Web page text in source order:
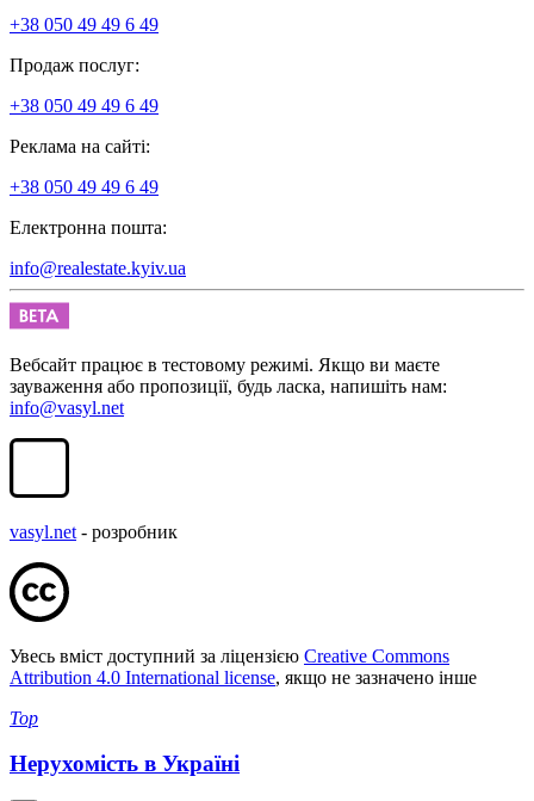
+38 050 49 49 6 49
Продаж послуг:
+38 050 49 49 6 49
Реклама на сайті:
+38 050 49 49 6 49
Електронна пошта:
info@realestate.kyiv.ua
Вебсайт працює в тестовому режимі. Якщо ви маєте
зауваження або пропозиції, будь ласка, напишіть нам:
info@vasyl.net
vasyl.net - розробник
Увесь вміст доступний за ліцензією Creative Commons
Attribution 4.0 International license, якщо не зазначено інше
Top
Нерухомість в Україні